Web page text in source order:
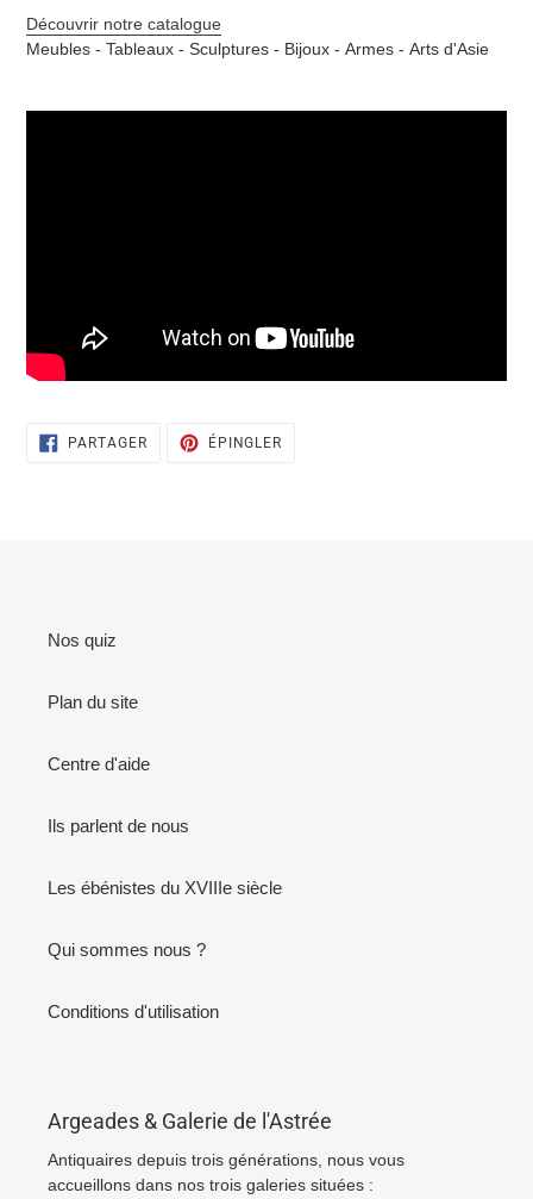
Découvrir notre catalogue
Meubles - Tableaux - Sculptures - Bijoux - Armes - Arts d'Asie
PARTAGERPARTAGERÉPINGLER
Nos quiz
Plan du site
Centre d'aide
Ils parlent de nous
Les ébénistes du XVIIIe siècle
Qui sommes nous ?
Conditions d'utilisation
Argeades & Galerie de l'Astrée
Antiquaires depuis trois générations, nous vous
accueillons dans nos trois galeries situées :